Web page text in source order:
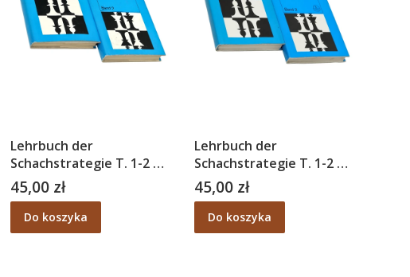
Lehrbuch der
Schachstrategie T. 1-2 –
A. Koblenz
Cena
45,00 zł
Do koszyka
Lehrbuch der
Schachstrategie T. 1-2 –
A. Koblenz
Cena
45,00 zł
Do koszyka